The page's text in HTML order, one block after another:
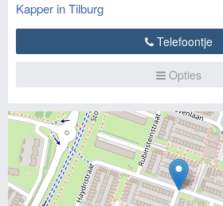
Kapper in Tilburg
Telefoontje
Opties